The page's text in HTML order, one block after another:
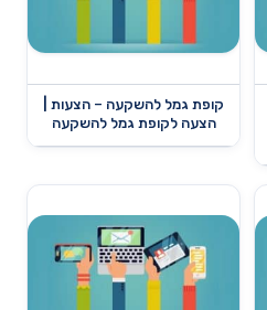
קופת גמל להשקעה – הצעות |
הצעה לקופת גמל להשקעה